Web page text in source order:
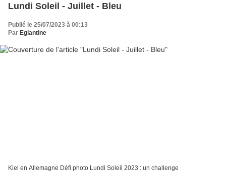
Lundi Soleil - Juillet - Bleu
Publié le 25/07/2023 à 00:13
Par Eglantine
Kiel en Allemagne Défi photo Lundi Soleil 2023 : un challenge